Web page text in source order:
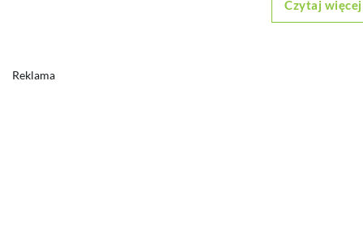
Czytaj więcej
Reklama